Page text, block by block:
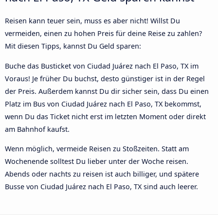
Reisen kann teuer sein, muss es aber nicht! Willst Du
vermeiden, einen zu hohen Preis für deine Reise zu zahlen?
Mit diesen Tipps, kannst Du Geld sparen:
Buche das Busticket von Ciudad Juárez nach El Paso, TX im
Voraus! Je früher Du buchst, desto günstiger ist in der Regel
der Preis. Außerdem kannst Du dir sicher sein, dass Du einen
Platz im Bus von Ciudad Juárez nach El Paso, TX bekommst,
wenn Du das Ticket nicht erst im letzten Moment oder direkt
am Bahnhof kaufst.
Wenn möglich, vermeide Reisen zu Stoßzeiten. Statt am
Wochenende solltest Du lieber unter der Woche reisen.
Abends oder nachts zu reisen ist auch billiger, und spätere
Busse von Ciudad Juárez nach El Paso, TX sind auch leerer.